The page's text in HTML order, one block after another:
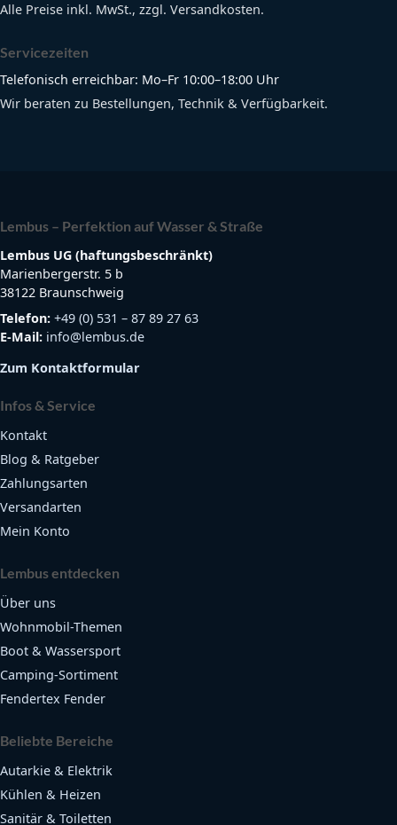
Alle Preise inkl. MwSt., zzgl. Versandkosten.
Servicezeiten
Telefonisch erreichbar: Mo–Fr 10:00–18:00 Uhr
Wir beraten zu Bestellungen, Technik & Verfügbarkeit.
Lembus – Perfektion auf Wasser & Straße
Lembus UG (haftungsbeschränkt)
Marienbergerstr. 5 b
38122 Braunschweig
Telefon: +49 (0) 531 – 87 89 27 63
E-Mail: info@lembus.de
Zum Kontaktformular
Infos & Service
Kontakt
Blog & Ratgeber
Zahlungsarten
Versandarten
Mein Konto
Lembus entdecken
Über uns
Wohnmobil-Themen
Boot & Wassersport
Camping-Sortiment
Fendertex Fender
Beliebte Bereiche
Autarkie & Elektrik
Kühlen & Heizen
Sanitär & Toiletten